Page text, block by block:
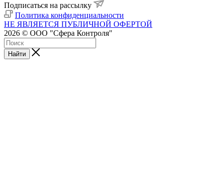
Подписаться на рассылку
Политика конфиденциальности
НЕ ЯВЛЯЕТСЯ ПУБЛИЧНОЙ ОФЕРТОЙ
2026 © ООО "Сфера Контроля"
Найти